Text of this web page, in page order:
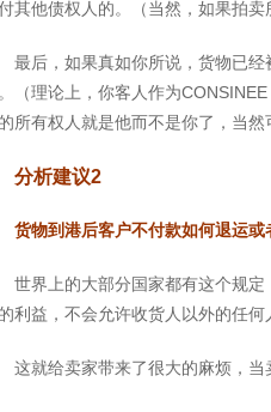
其他债权人的。（当然，如果拍卖
最后，如果真如你所说，货物已
（理论上，你客人作为
所有权人就是他而不是你了，当
分析建议2
货物到港后客户不付款如何退运或
世界上的大部分国家都有这个规
利益，不会允许收货人以外的任何
这就给卖家带来了很大的麻烦，当